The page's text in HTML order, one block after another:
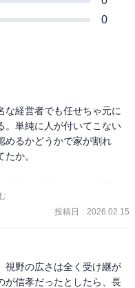
0
な経営者でも任せちゃ元に
。単純に人が付いてこない
めるかどうかで家が割れ
か。
投稿日 : 2026.02.15
視野の広さは全く受け継が
が信孝だったとしたら、長